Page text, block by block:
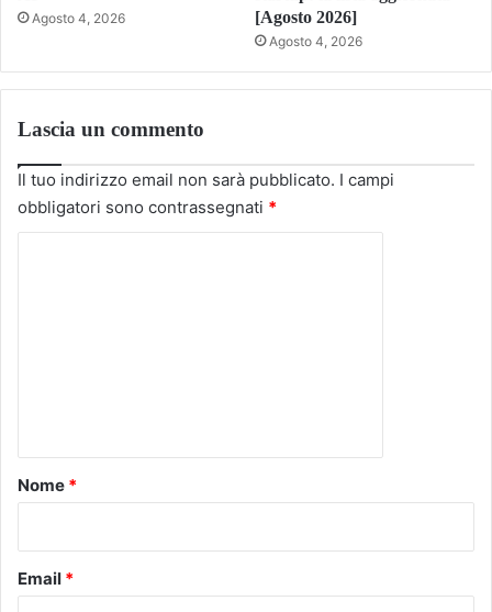
Agosto 4, 2026
[Agosto 2026]
Agosto 4, 2026
Lascia un commento
Il tuo indirizzo email non sarà pubblicato. I campi
obbligatori sono contrassegnati *
o
Nome *
Email *